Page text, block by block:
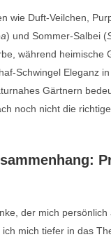
wie Duft-Veilchen,
) und Sommer-Salbei (
während heimische
Schwingel Eleganz
Gärtnern
noch nicht die
der mich persönlich
mich tiefer in das